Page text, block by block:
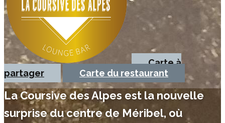
Carte à
partager
Carte du restaurant
La Coursive des Alpes est la nouvelle
surprise du centre de Méribel, où